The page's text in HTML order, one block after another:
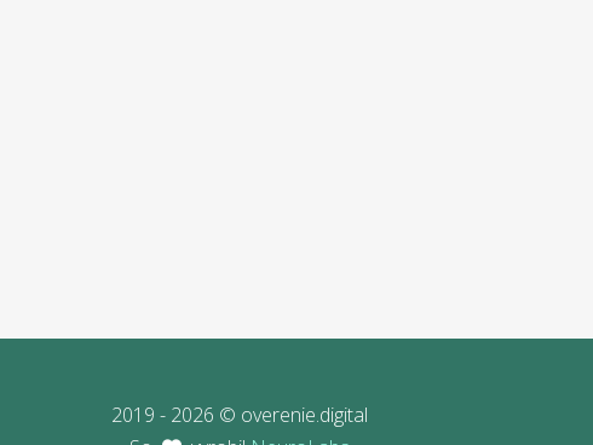
2019 - 2026 © overenie.digital